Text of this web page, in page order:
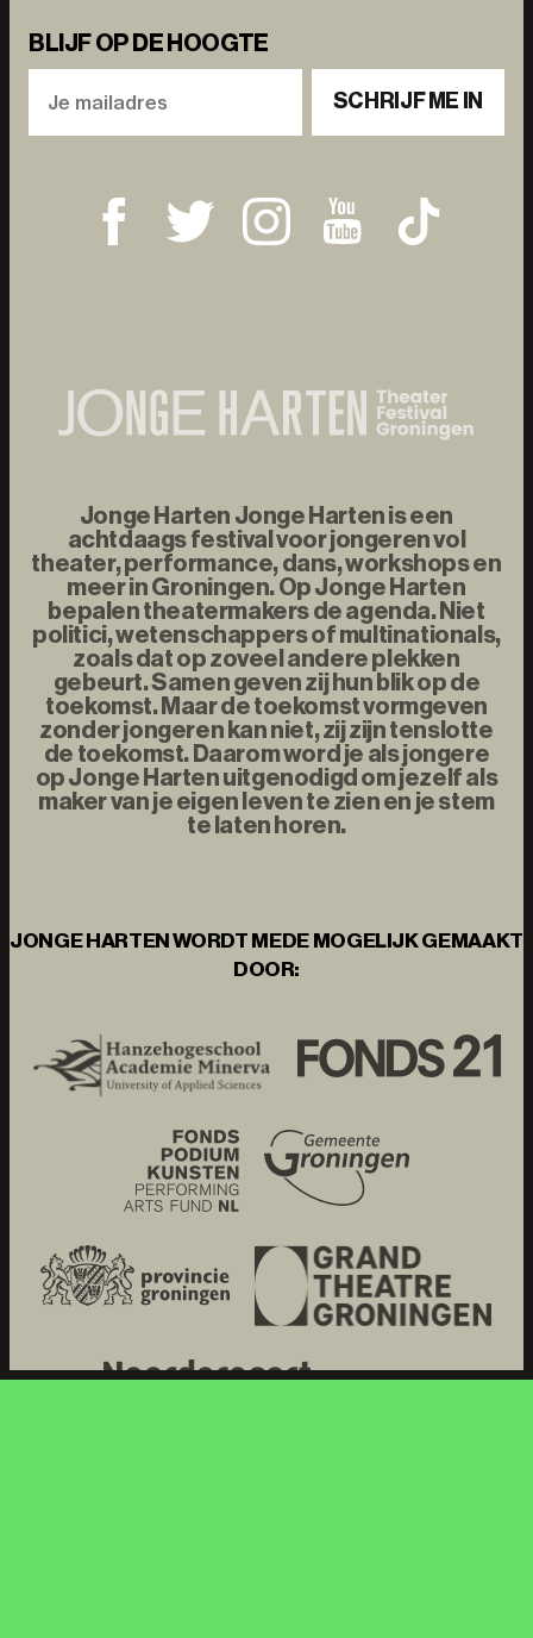
BLIJF OP DE HOOGTE
SCHRIJF ME IN
Jonge Harten Jonge Harten is een
achtdaags festival voor jongeren vol
theater, performance, dans, workshops en
meer in Groningen. Op Jonge Harten
bepalen theatermakers de agenda. Niet
politici, wetenschappers of multinationals,
zoals dat op zoveel andere plekken
gebeurt. Samen geven zij hun blik op de
toekomst. Maar de toekomst vormgeven
zonder jongeren kan niet, zij zijn tenslotte
de toekomst. Daarom word je als jongere
op Jonge Harten uitgenodigd om jezelf als
maker van je eigen leven te zien en je stem
te laten horen.
JONGE HARTEN WORDT MEDE MOGELIJK GEMAAKT
DOOR: